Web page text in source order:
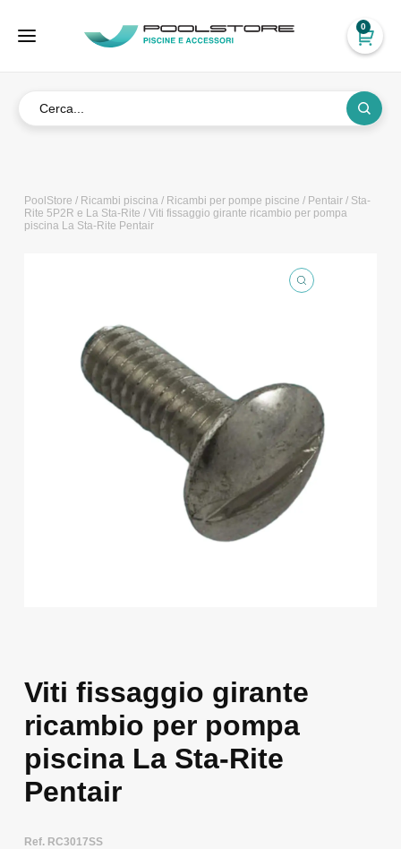
0
PoolStore / Ricambi piscina/ Ricambi per pompe piscine / Pentair/ Sta-
Rite 5P2R e La Sta-Rite / Viti fissaggio girante ricambio per pompa
piscina La Sta-Rite Pentair
Viti fissaggio girante
ricambio per pompa
piscina La Sta-Rite
Pentair
Ref. RC3017SS